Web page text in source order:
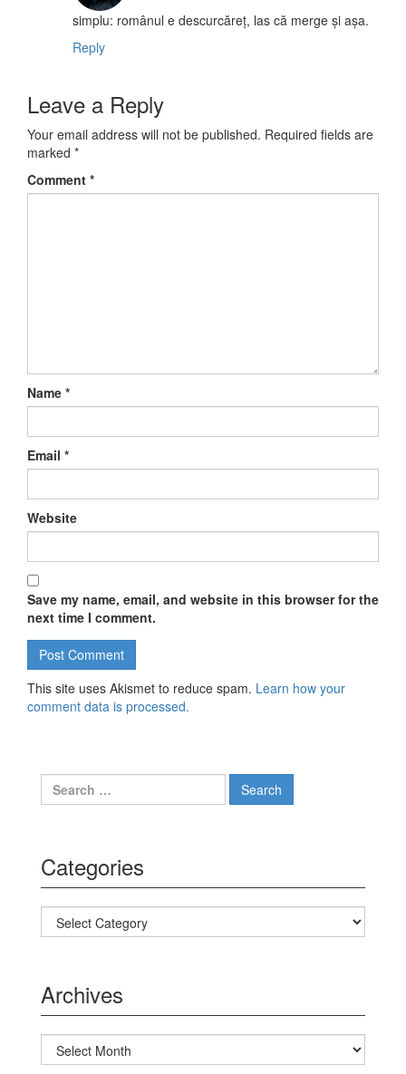
simplu: românul e descurcăreț, las că merge și așa.
Reply
Leave a Reply
Your email address will not be published. Required fields are
marked *
Comment *
Name *
Email *
Website
Save my name, email, and website in this browser for the
next time I comment.
This site uses Akismet to reduce spam. Learn how your
comment data is processed.
Search for:
Categories
Categories
Archives
Archives